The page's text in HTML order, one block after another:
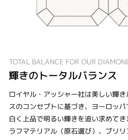
TOTAL BALANCE FOR OUR
輝きのトータルバランス
ロイヤル・アッシャー社は美しい輝
スのコンセプトに基づき、ヨーロッパ
白く上品で明るい輝きを追い求めてき
ラフマテリアル（原石選び）、ブリ